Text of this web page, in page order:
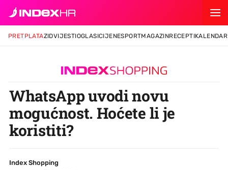
PRETPLATAZIDVIJESTIOGLASICIJENESPORTMAGAZINRECEPTIKALENDAR
WhatsApp uvodi novu
mogućnost. Hoćete li je
koristiti?
Index Shopping